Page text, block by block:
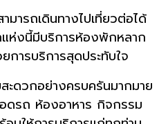
มารถเดินทางไปเที่ยวต่อได้
ห่งนี้มีบริการห้องพักหลาก
การบริการสุดประทับใจ
ะดวกอย่างครบครันมากมาย
อดรถ ห้องอาหาร กิจกรรม